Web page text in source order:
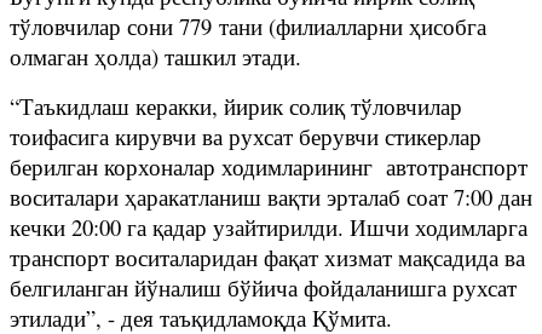
тўловчилар сони 779 тани (филиалларни ҳисобга
олмаган ҳолда) ташкил этади.
“Таъкидлаш керакки, йирик солиқ тўловчилар
тоифасига кирувчи ва рухсат берувчи стикерлар
берилган корхоналар ходимларининг автотранспорт
воситалари ҳаракатланиш вақти эрталаб соат 7:00 дан
кечки 20:00 га қадар узайтирилди. Ишчи ходимларга
транспорт воситаларидан фақат хизмат мақсадида ва
белгиланган йўналиш бўйича фойдаланишга рухсат
этилади”, - дея таъқидламоқда Қўмита.